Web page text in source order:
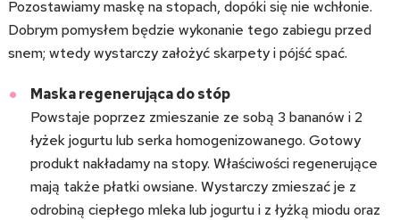
Pozostawiamy maskę na stopach, dopóki się nie wchłonie.
Dobrym pomysłem będzie wykonanie tego zabiegu przed
snem; wtedy wystarczy założyć skarpety i pójść spać.
Maska regenerująca do stóp
Powstaje poprzez zmieszanie ze sobą 3 bananów i 2
łyżek jogurtu lub serka homogenizowanego. Gotowy
produkt nakładamy na stopy. Właściwości regenerujące
mają także płatki owsiane. Wystarczy zmieszać je z
odrobiną ciepłego mleka lub jogurtu i z łyżką miodu oraz